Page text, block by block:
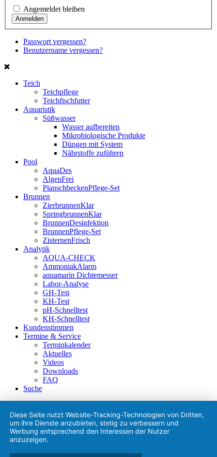
Angemeldet bleiben
Passwort vergessen?
Benutzername vergessen?
Teich
Teichpflege
Teichfischfutter
Aquaristik
Süßwasser
Wasser aufbereiten
Mikrobiologische Produkte
Düngen mit System
Nährstoffe zuführen
Pool
AquaDes
AlgenFrei
PlanschbeckenPflege-Set
Brunnen
ZierbrunnenKlar
SpringbrunnenKlar
BrunnenDesinfektion
BrunnenPflege-Set
ZisternenFrisch
Analytik
AQUA-CHECK
AmmoniakAlarm
aquamarin Dichtemesser
Labor-Analyse
GH-Test
KH-Test
pH-Schnelltest
KH-Schnelltest
Kundenstimmen
Termine & Service
Terminkalender
Aktuelles
Videos
Downloads
FAQ
Suche
Diese Seite nutzt Website-Tracking-Technologien von Dritten,
um ihre Dienste anzubieten, stetig zu verbessern und
Werbung entsprechend den Interessen der Nutzer
anzuzeigen.